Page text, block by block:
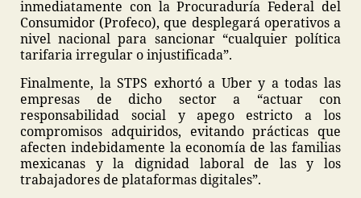
inmediatamente con la Procuraduría Federal del
Consumidor (Profeco), que desplegará operativos a
nivel nacional para sancionar “cualquier política
tarifaria irregular o injustificada”.
Finalmente, la STPS exhortó a Uber y a todas las
empresas de dicho sector a “actuar con
responsabilidad social y apego estricto a los
compromisos adquiridos, evitando prácticas que
afecten indebidamente la economía de las familias
mexicanas y la dignidad laboral de las y los
trabajadores de plataformas digitales”.